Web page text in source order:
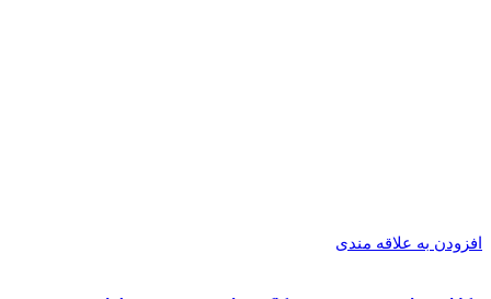
افزودن به علاقه مندی